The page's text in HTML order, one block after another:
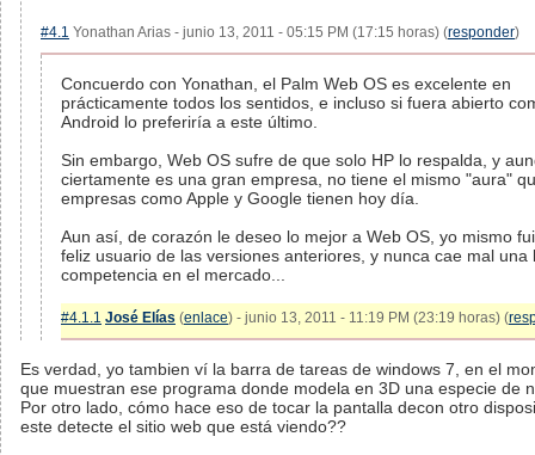
#4.1 Yonathan Arias - junio 13, 2011 - 05:15 PM (17:15 horas) (responder)
Concuerdo con Yonathan, el Palm Web OS es excelente en
prácticamente todos los sentidos, e incluso si fuera abierto
Android lo preferiría a este último.
Sin embargo, Web OS sufre de que solo HP lo respalda, y
ciertamente es una gran empresa, no tiene el mismo "aura"
empresas como Apple y Google tienen hoy día.
Aun así, de corazón le deseo lo mejor a Web OS, yo mismo
feliz usuario de las versiones anteriores, y nunca cae mal una
competencia en el mercado...
#4.1.1 José Elías (enlace) - junio 13, 2011 - 11:19 PM (23:19 horas) (
Es verdad, yo tambien ví la barra de tareas de windows 7, en el
que muestran ese programa donde modela en 3D una especie de
Por otro lado, cómo hace eso de tocar la pantalla decon otro
este detecte el sitio web que está viendo??